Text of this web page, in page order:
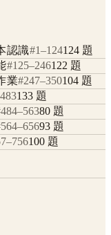
認識#1–124124 題
#125–246122 題
業#247–350104 題
483133題
484–56380 題
564–65693 題
–756100題